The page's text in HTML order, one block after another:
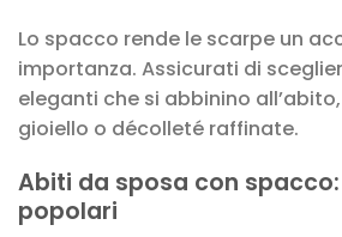
Lo spacco rende le scarpe un
importanza. Assicurati di
eleganti che si abbinino
gioiello o décolleté raffinate.
Abiti da sposa con
popolari